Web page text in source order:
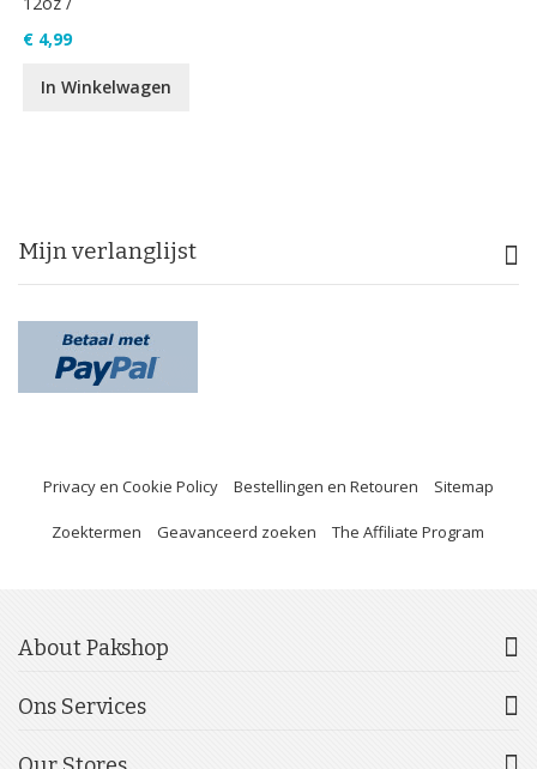
€ 4,99
In Winkelwagen
Mijn verlanglijst
Privacy en Cookie Policy Bestellingen en Retouren Sitemap
Zoektermen Geavanceerd zoeken The Affiliate Program
About Pakshop
Ons Services